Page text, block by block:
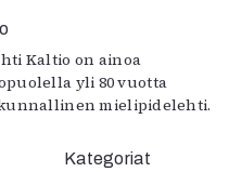
Kaltio on ainoa
yli 80 vuotta
mielipidelehti.
Kategoriat